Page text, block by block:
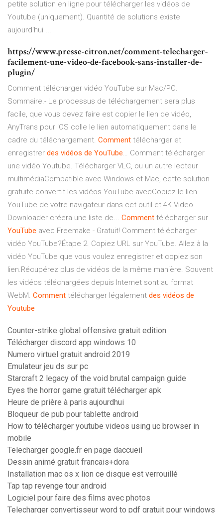
petite solution en ligne pour télécharger les vidéos de
Youtube (uniquement). Quantité de solutions existe
aujourd'hui ...
https://www.presse-citron.net/comment-telecharger-
facilement-une-video-de-facebook-sans-installer-de-
plugin/
Comment télécharger vidéo YouTube sur Mac/PC.
Sommaire.- Le processus de téléchargement sera plus
facile, que vous devez faire est copier le lien de vidéo,
AnyTrans pour iOS colle le lien automatiquement dans le
cadre du téléchargement. Comment télécharger et
enregistrer des vidéos de YouTube… Comment télécharger
une vidéo Youtube. Télécharger VLC, ou un autre lecteur
multimédiaCompatible avec Windows et Mac, cette solution
gratuite convertit les vidéos YouTube avecCopiez le lien
YouTube de votre navigateur dans cet outil et 4K Video
Downloader créera une liste de... Comment télécharger sur
YouTube avec Freemake - Gratuit! Comment télécharger
vidéo YouTube?Étape 2. Copiez URL sur YouTube. Allez à la
vidéo YouTube que vous voulez enregistrer et copiez son
lien.Récupérez plus de vidéos de la même manière. Souvent
les vidéos téléchargées depuis Internet sont au format
WebM. Comment télécharger légalement des vidéos de
Youtube
Counter-strike global offensive gratuit edition
Télécharger discord app windows 10
Numero virtuel gratuit android 2019
Emulateur jeu ds sur pc
Starcraft 2 legacy of the void brutal campaign guide
Eyes the horror game gratuit télécharger apk
Heure de prière à paris aujourdhui
Bloqueur de pub pour tablette android
How to télécharger youtube videos using uc browser in
mobile
Telecharger google.fr en page daccueil
Dessin animé gratuit francais+dora
Installation mac os x lion ce disque est verrouillé
Tap tap revenge tour android
Logiciel pour faire des films avec photos
Telecharger convertisseur word to pdf gratuit pour windows